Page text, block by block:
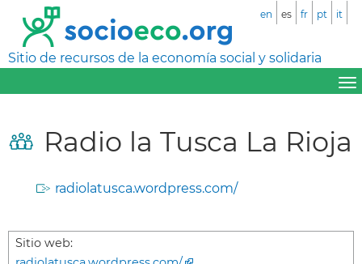
Sitio de recursos de la economía social y solidaria
en es fr pt it
Radio la Tusca La Rioja
radiolatusca.wordpress.com/
Sitio web: